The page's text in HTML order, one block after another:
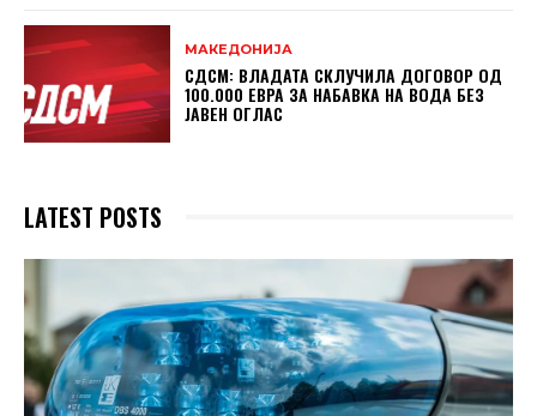
МАКЕДОНИЈА
СДСМ: ВЛАДАТА СКЛУЧИЛА ДОГОВОР ОД
100.000 ЕВРА ЗА НАБАВКА НА ВОДА БЕЗ
ЈАВЕН ОГЛАС
LATEST POSTS